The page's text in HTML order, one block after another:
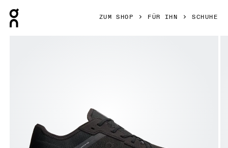
ZUM SHOP FÜR IHN SCHUHE